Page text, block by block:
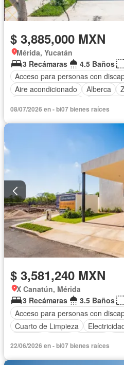
$ 3,885,000 MXN
Mérida, Yucatán
3 Recámaras
4.5 Baños
Acceso para personas con
Aire acondicionado
Alberca
Cisterna
Cuarto de Limpieza
Vista panorámica Wifi
08/07/2026 en - bi07 bienes raíces
$ 3,581,240 MXN
X Canatún, Mérida
3 Recámaras
3.5 Baños
Acceso para personas con
Cuarto de Limpieza
22/06/2026 en - bi07 bienes raíces